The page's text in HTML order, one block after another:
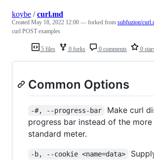
5 files 0 forks 0 comments 0
koybe /curl.md
Created May 18, 2022 12:00 — forked from subfuzion/
curl POST examples
Common Options
-#, --progress-bar
Make curl
progress bar instead of the
standard meter.
-b, --cookie <name=data>